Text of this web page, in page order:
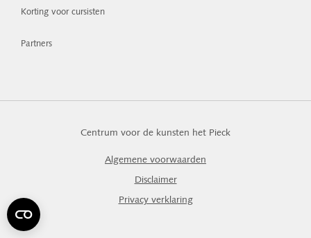
Korting voor cursisten
Partners
Centrum voor de kunsten het Pieck
Algemene voorwaarden
Disclaimer
Privacy verklaring